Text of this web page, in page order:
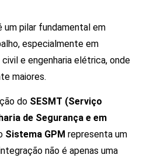
um pilar fundamental em
especialmente em
e engenharia elétrica, onde
maiores.
do SESMT (Serviço
de Segurança e em
Sistema GPM representa um
não é apenas uma